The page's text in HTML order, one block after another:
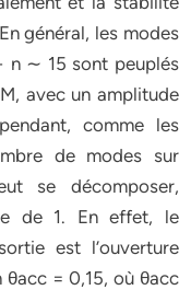
général, les modes
n ∼ 15 sont peuplés
avec un amplitude
comme les
de modes sur
se décomposer,
de 1. En effet, le
est l’ouverture
= 0,15, où θacc